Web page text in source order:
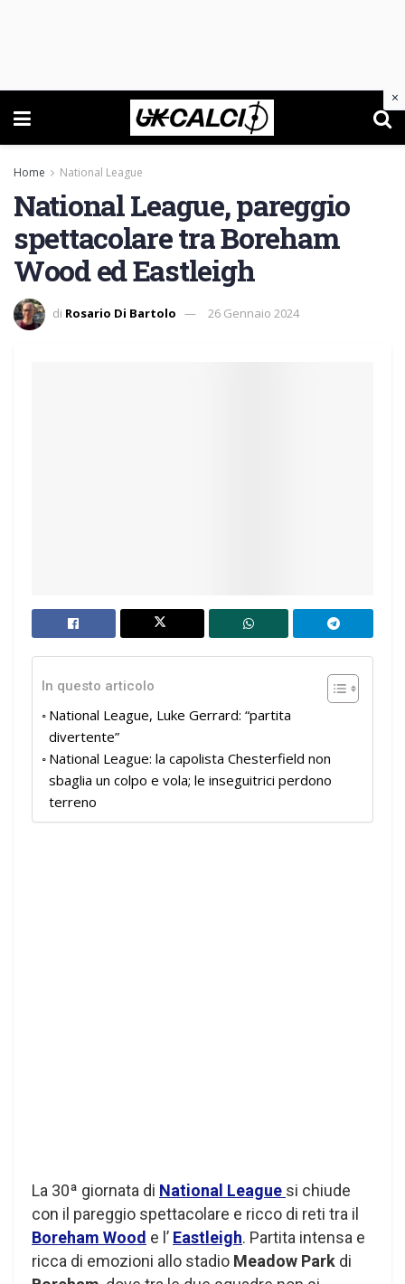
Home National League
National League, pareggio
spettacolare tra Boreham
Wood ed Eastleigh
di Rosario Di Bartolo 26 Gennaio 2024
In questo articolo
National League, Luke Gerrard: “partita
divertente”
National League: la capolista Chesterfield non
sbaglia un colpo e vola; le inseguitrici perdono
terreno
La 30ª giornata di National League si chiude
con il pareggio spettacolare e ricco di reti tra il
Boreham Wood e l’ Eastleigh. Partita intensa e
ricca di emozioni allo stadio Meadow Park di
×